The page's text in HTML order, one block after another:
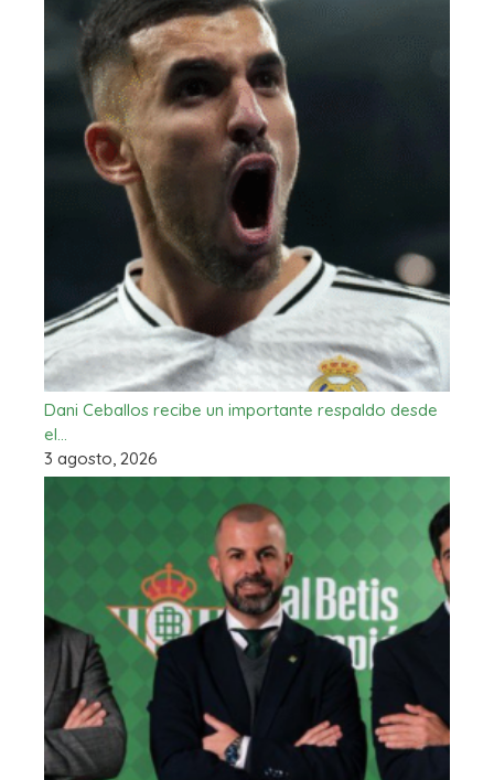
Dani Ceballos recibe un importante respaldo desde
el…
3 agosto, 2026